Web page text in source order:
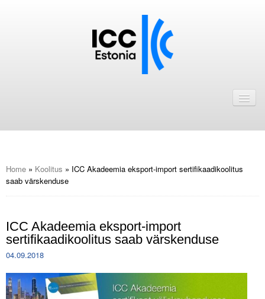
ICC Eesti liikmebaas
Kalender
Tegevused
Home » Koolitus » ICC Akadeemia eksport-import sertifikaadikoolitus
saab värskenduse
ICC Akadeemia eksport-import
sertifikaadikoolitus saab värskenduse
04.09.2018